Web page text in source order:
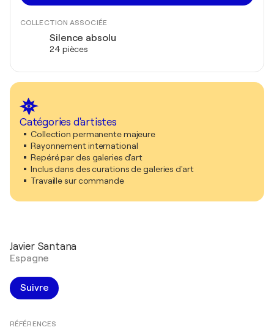
COLLECTION ASSOCIÉE
Silence absolu
24 pièces
Catégories d'artistes
Collection permanente majeure
Rayonnement international
Repéré par des galeries d'art
Inclus dans des curations de galeries d'art
Travaille sur commande
Javier Santana
Espagne
Suivre
RÉFÉRENCES